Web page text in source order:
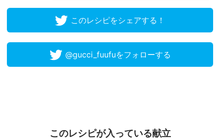
このレシピをシェアする！
@gucci_fuufuをフォローする
このレシピが入っている献立